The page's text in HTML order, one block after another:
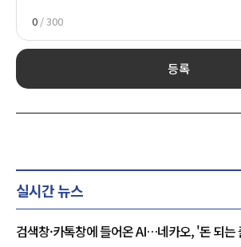
0 / 300
등록
실시간 뉴스
검색창·카톡창에 들어온 AI…네카오, '돈 되는